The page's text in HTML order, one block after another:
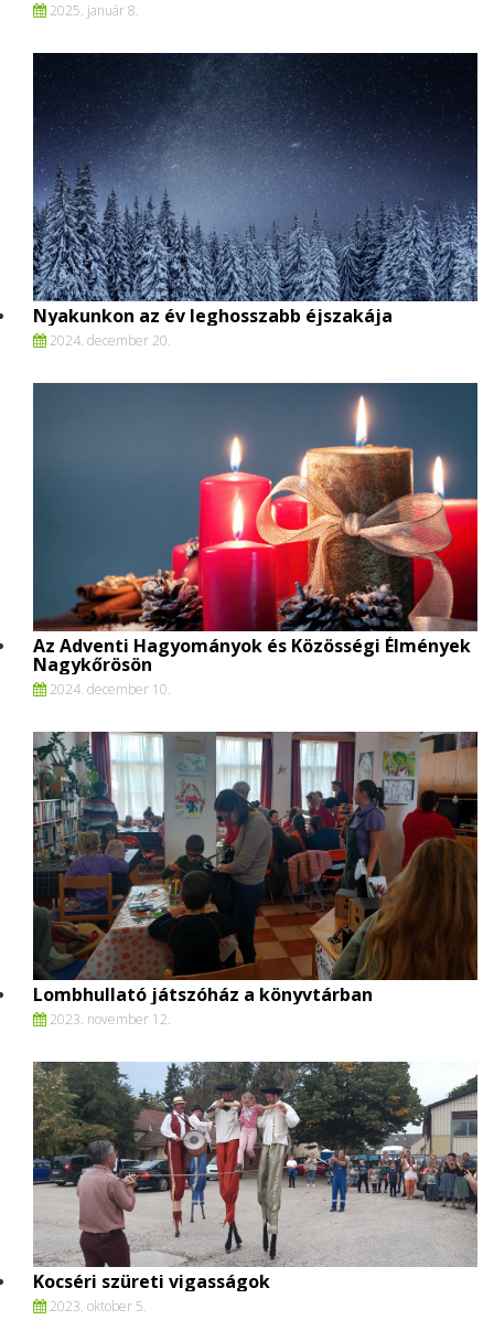
2025. január 8.
Nyakunkon az év leghosszabb éjszakája
2024. december 20.
Az Adventi Hagyományok és Közösségi Élmények
Nagykőrösön
2024. december 10.
Lombhullató játszóház a könyvtárban
2023. november 12.
Kocséri szüreti vigasságok
2023. oktober 5.